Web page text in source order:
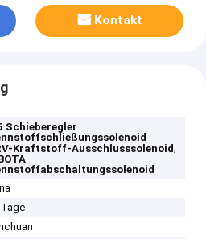
Kontakt
Schieberegler
Kraftstoff-Ausschlusssolenoid,